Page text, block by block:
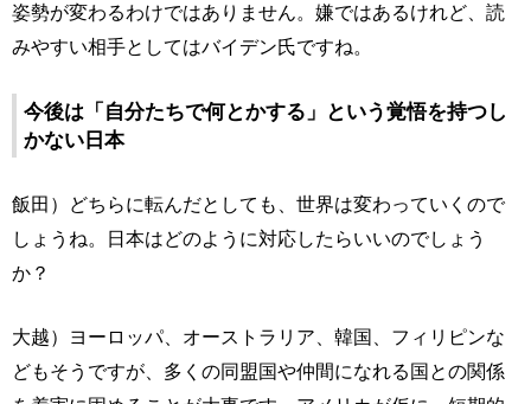
姿勢が変わるわけではありません。嫌ではあるけれど、読
みやすい相手としてはバイデン氏ですね。
今後は「自分たちで何とかする」という覚悟を持つし
かない日本
飯田）どちらに転んだとしても、世界は変わっていくので
しょうね。日本はどのように対応したらいいのでしょう
か？
大越）ヨーロッパ、オーストラリア、韓国、フィリピンな
どもそうですが、多くの同盟国や仲間になれる国との関係